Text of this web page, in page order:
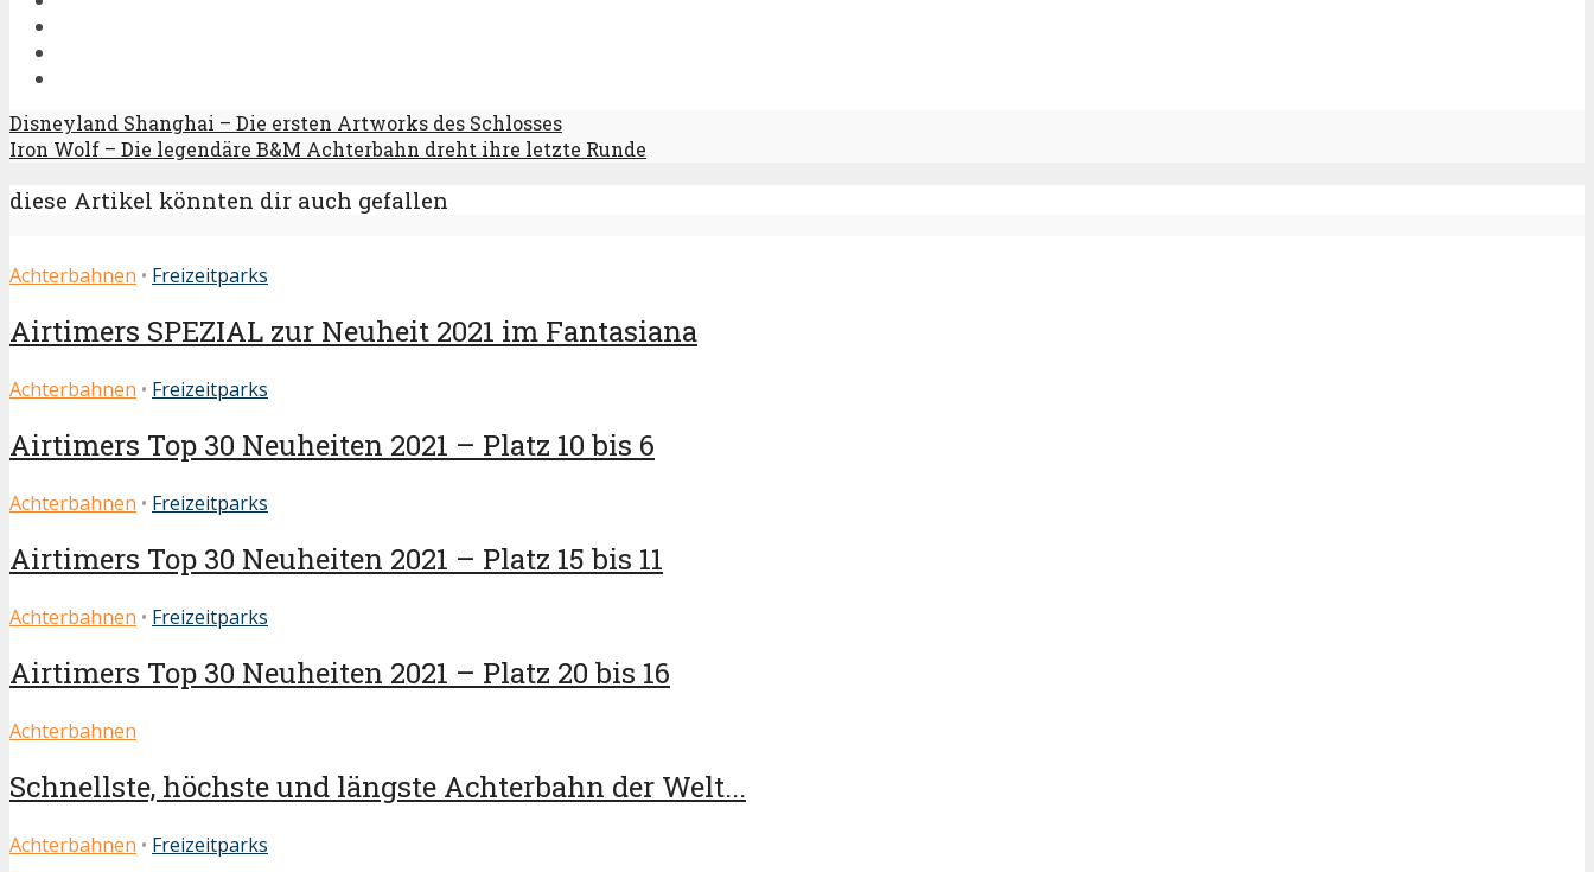
Disneyland Shanghai – Die ersten Artworks des Schlosses
Iron Wolf – Die legendäre B&M Achterbahn dreht ihre letzte Runde
diese Artikel könnten dir auch gefallen
Achterbahnen • Freizeitparks
Airtimers SPEZIAL zur Neuheit 2021 im Fantasiana
Achterbahnen • Freizeitparks
Airtimers Top 30 Neuheiten 2021 – Platz 10 bis 6
Achterbahnen • Freizeitparks
Airtimers Top 30 Neuheiten 2021 – Platz 15 bis 11
Achterbahnen • Freizeitparks
Airtimers Top 30 Neuheiten 2021 – Platz 20 bis 16
Achterbahnen
Schnellste, höchste und längste Achterbahn der Welt...
Achterbahnen • Freizeitparks